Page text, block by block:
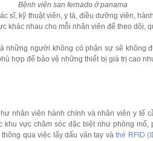
Bệnh viện san fernado ở panama
sĩ, kỹ thuật viên, y tá, điều dưỡng viên,
khác nhau cho mỗi nhân viên để theo dõi,
những người không có phận sự sẽ không
hợp để bảo vệ những thiết bị giá trị cao
nhân viên hành chính và nhân viên y tế
khu vực chăm sóc đặc biệt như phòng
qua việc lấy dấu vân tay vàthẻ RFID